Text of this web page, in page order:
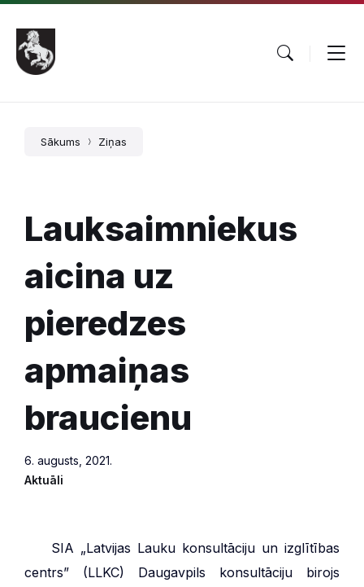
Pāriet
saturu
Skip
main
navigation
Skip
footer
Sākums Ziņas
Lauksaimniekus
aicina uz
pieredzes
apmaiņas
braucienu
6. augusts, 2021.
Aktuāli
SIA „Latvijas Lauku konsultāciju un izglītības
centrs” (LLKC) Daugavpils konsultāciju birojs